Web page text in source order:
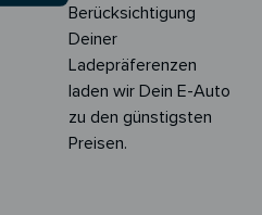
Berücksichtigung
Deiner
Ladepräferenzen
laden wir Dein E-Auto
zu den günstigsten
Preisen.